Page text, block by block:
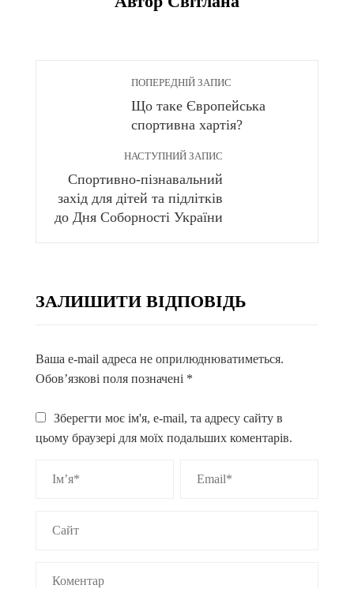
ПОПЕРЕДНІЙ ЗАПИС
Що таке Європейська
спортивна хартія?
НАСТУПНИЙ ЗАПИС
Спортивно-пізнавальний
захід для дітей та підлітків
до Дня Соборності України
ЗАЛИШИТИ ВІДПОВІДЬ
Ваша e-mail адреса не оприлюднюватиметься.
Обов’язкові поля позначені *
Зберегти моє ім'я, e-mail, та адресу сайту в
цьому браузері для моїх подальших коментарів.